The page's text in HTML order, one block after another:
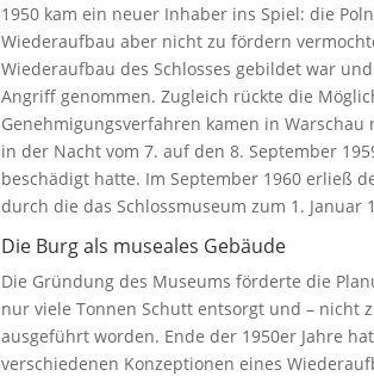
1950 kam ein neuer Inhaber ins Spiel: die
Wiederaufbau aber nicht zu fördern
Wiederaufbau des Schlosses gebildet war
Angriff genommen. Zugleich rückte die
Genehmigungsverfahren kamen in
in der Nacht vom 7. auf den 8. September
beschädigt hatte. Im September 1960 erließ
durch die das Schlossmuseum zum 1. Januar
Die Burg als museales Gebäude
Die Gründung des Museums förderte die
nur viele Tonnen Schutt entsorgt und – nicht
ausgeführt worden. Ende der 1950er Jahre
verschiedenen Konzeptionen eines